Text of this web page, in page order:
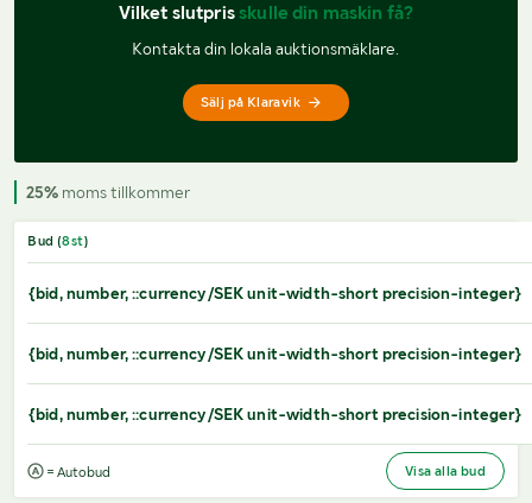
Vilket slutpris skulle din maskin få?
Kontakta din lokala auktionsmäklare.
Sälj på Klaravik
25% moms tillkommer
Bud (8st)
{bid, number, ::currency/SEK unit-width-short precision-integer}
{bid, number, ::currency/SEK unit-width-short precision-integer}
{bid, number, ::currency/SEK unit-width-short precision-integer}
= Autobud Visa alla bud